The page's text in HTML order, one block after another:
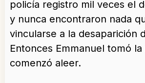
policía registro mil veces el
y nunca encontraron nada
vincularse a la desaparición
Entonces Emmanuel tomó
comenzó aleer.